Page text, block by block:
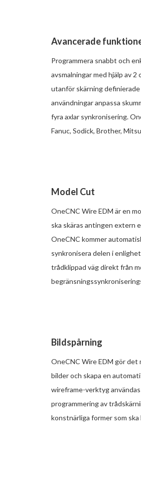
Avancerade
Programmera snabbt och
avsmalningar med hjälp av
utanför skärning
användningar anpassa
fyra axlar synkronisering.
Fanuc, Sodick, Brother,
Model Cut
OneCNC Wire EDM är en
ska skäras antingen extern
OneCNC kommer
synkronisera delen i
trådklippad väg direkt från
Bildspårning
OneCNC Wire EDM gör det
bilder och skapa en
wireframe-verktyg
programmering av
konstnärliga former som